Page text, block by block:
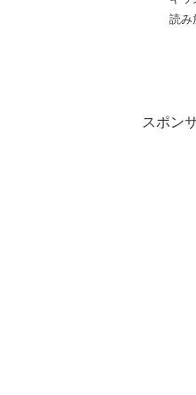
読み
スポン